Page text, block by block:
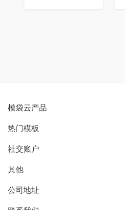
模袋云产品
别墅设计营销
模型协同展示分享
别墅社区
热门模板
欧式别墅
中式别墅
社交账户
B站
抖音
微信公众号
其他
用户服务协议
隐私政策
公司地址